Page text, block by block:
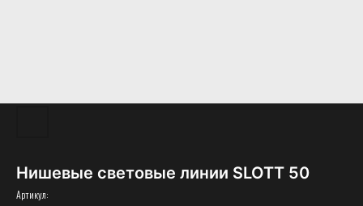
Нишевые световые линии SLOTT 50
Артикул: